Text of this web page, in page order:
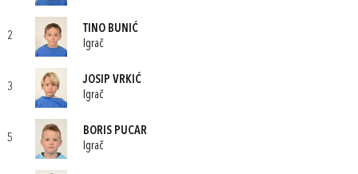
2
TINO BUNIĆ
Igrač
3
JOSIP VRKIĆ
Igrač
5
BORIS PUCAR
Igrač